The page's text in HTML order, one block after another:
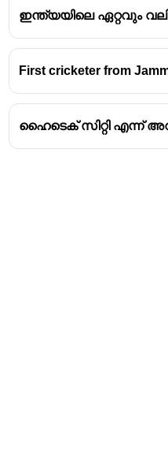
പ്രസിദ്ധീകരിച്ചതാണ്.
19-ാമത്
അതിന്റെ ലോകോത്തര
നെറ്റ്‌വർക്കും ബസ്
ഇന്ത്യയിലെ ഏറ്റവും
First cricketer from
ഹൈടെക് സിറ്റി എന്ന്